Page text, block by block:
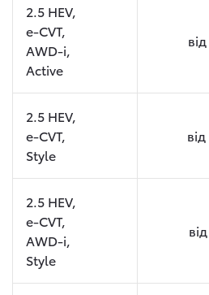
2.5 HEV,
e-CVT,
AWD-i,
Active
від
2.5 HEV,
e-CVT,
Style
від
2.5 HEV,
e-CVT,
AWD-i,
Style
від